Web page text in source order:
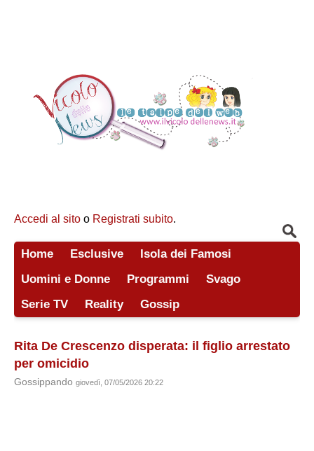
Accedi al sito o Registrati subito.
Home Esclusive
Isola dei Famosi
Uomini e Donne
Programmi
Svago
Serie TV
Reality Gossip
Rita De Crescenzo disperata: il figlio arrestato
per omicidio
Gossippando giovedì, 07/05/2026 20:22